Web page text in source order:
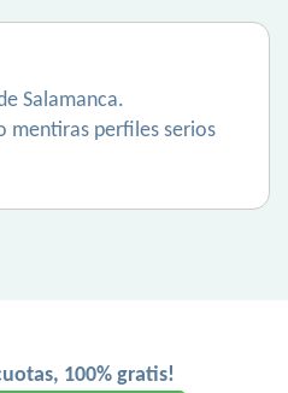
Salamanca.
mentiras perfiles serios
100% gratis!